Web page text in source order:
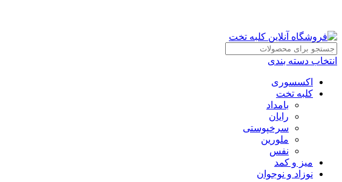
انتخاب دسته بندی
اکسسوری
کلبه تخت
بامداد
رایان
سرخپوستی
ملورین
نفس
میز و کمد
نوزاد و نوجوان